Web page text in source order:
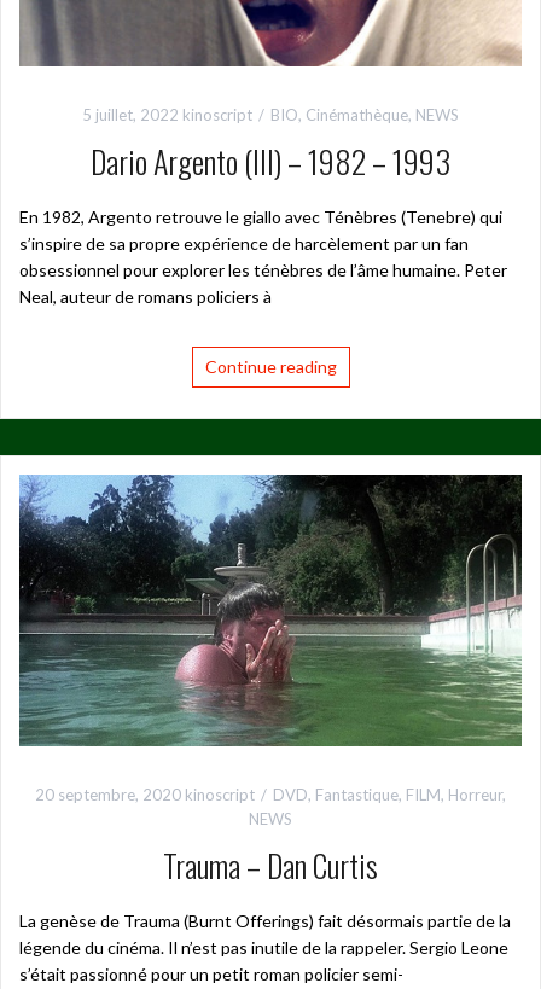
5 juillet, 2022 kinoscript BIO, Cinémathèque, NEWS
Dario Argento (III) – 1982 – 1993
En 1982, Argento retrouve le giallo avec Ténèbres (Tenebre) qui
s’inspire de sa propre expérience de harcèlement par un fan
obsessionnel pour explorer les ténèbres de l’âme humaine. Peter
Neal, auteur de romans policiers à
Continue reading
20 septembre, 2020 kinoscript DVD, Fantastique, FILM, Horreur,
NEWS
Trauma – Dan Curtis
La genèse de Trauma (Burnt Offerings) fait désormais partie de la
légende du cinéma. Il n’est pas inutile de la rappeler. Sergio Leone
s’était passionné pour un petit roman policier semi-